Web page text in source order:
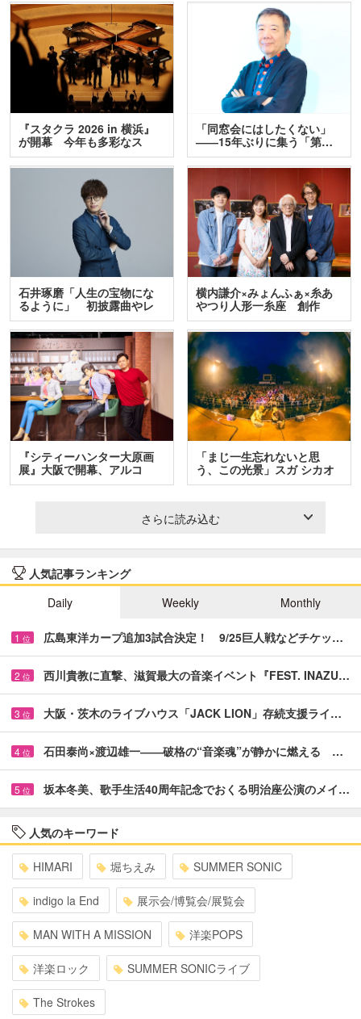
『スタクラ 2026 in 横浜』
が開幕 今年も多彩なス
テ…
「同窓会にはしたくない」
――15年ぶりに集う「第…
石井琢磨「人生の宝物にな
るように」 初披露曲やレ
ア…
横内謙介×みょんふぁ×糸あ
やつり人形一糸座 創作
人…
『シティーハンター大原画
展』大阪で開幕、アルコ
＆…
「まじ一生忘れないと思
う、この光景」スガ シカオ
と…
さらに読み込む
人気記事ランキング
Daily
Weekly Monthly
1 位 広島東洋カープ追加3試合決定！ 9/25巨人戦などチケッ…
2 位 西川貴教に直撃、滋賀最大の音楽イベント『FEST. INAZU…
3 位 大阪・茨木のライブハウス「JACK LION」存続支援ライ…
4 位 石田泰尚×渡辺雄一――破格の“音楽魂”が静かに燃える …
5 位 坂本冬美、歌手生活40周年記念でおくる明治座公演のメイ…
人気のキーワード
HIMARI 堀ちえみ SUMMER SONIC
indigo la End 展示会/博覧会/展覧会
MAN WITH A MISSION 洋楽POPS
洋楽ロック SUMMER SONICライブ
The Strokes